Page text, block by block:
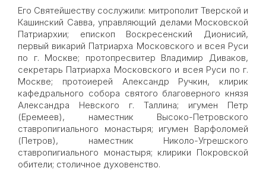
Его Святейшеству сослужили: митрополит Тверской и
Кашинский Савва, управляющий делами Московской
Патриархии; епископ Воскресенский Дионисий,
первый викарий Патриарха Московского и всея Руси
по г. Москве; протопресвитер Владимир Диваков,
секретарь Патриарха Московского и всея Руси по г.
Москве; протоиерей Александр Ручкин, клирик
кафедрального собора святого благоверного князя
Александра Невского г. Таллина; игумен Петр
(Еремеев), наместник Высоко-Петровского
ставропигиального монастыря; игумен Варфоломей
(Петров), наместник Николо-Угрешского
ставропигиального монастыря; клирики Покровской
обители; столичное духовенство.